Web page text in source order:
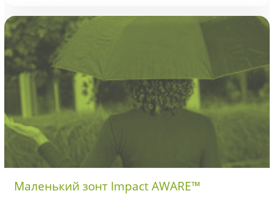
Маленький зонт Impact AWARE™